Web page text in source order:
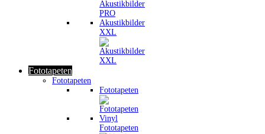
Akustikbilder
XXL
Fototapeten
Fototapeten
Fototapeten
Vinyl
Fototapeten